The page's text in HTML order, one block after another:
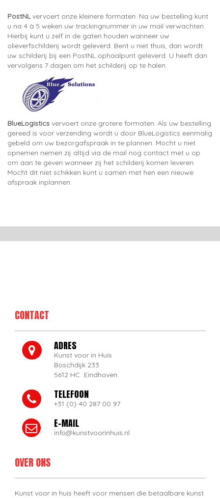
PostNLvervoert onze kleinere formaten. Na uw bestelling kunt
u na 4 à 5 weken uw trackingnummer in uw mail verwachten.
Hierbij kunt u zelf in de gaten houden wanneer uw
olieverfschilderij wordt geleverd. Bent u niet thuis, dan wordt
uw schilderij bij een PostNL ophaalpunt geleverd. U heeft dan
vervolgens 7 dagen om het schilderij op te halen.
BlueLogistics vervoert onze grotere formaten. Als uw bestelling
gereed is voor verzending wordt u door BlueLogistics eenmalig
gebeld om uw bezorgafspraak in te plannen. Mocht u niet
opnemen nemen zij altijd via de mail nog contact met u op
om aan te geven wanneer zij het schilderij komen leveren.
Mocht dit niet schikken kunt u samen met hen een nieuwe
afspraak inplannen.
CONTACT
ADRES
Kunst voor in Huis
Boschdijk 233
5612 HC Eindhoven
TELEFOON
+31 (0) 40 287 00 97
E-MAIL
info@kunstvoorinhuis.nl
OVER ONS
Kunst voor in huis heeft voor mensen die betaalbare kunst